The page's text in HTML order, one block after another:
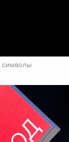
символы